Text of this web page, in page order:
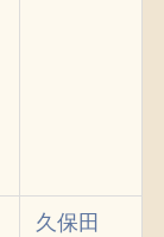
久保田